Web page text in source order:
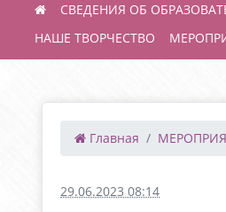
СВЕДЕНИЯ ОБ
НАШЕ ТВОРЧЕСТВО
Главная
29.06.2023 08:14